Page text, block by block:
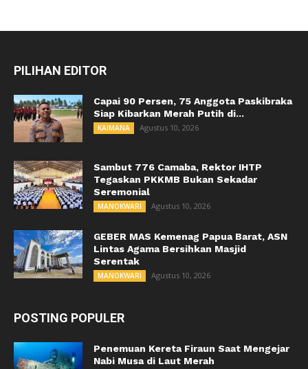
PILIHAN EDITOR
Capai 90 Persen, 75 Anggota Paskibraka
Siap Kibarkan Merah Putih di...
KAIMANA Agustus 10, 2026
Sambut 776 Camaba, Rektor IHTP
Tegaskan PKKMB Bukan Sekadar
Seremonial
MANOKWARI Agustus 10, 2026
GEBER MAS Kemenag Papua Barat, ASN
Lintas Agama Bersihkan Masjid
Serentak
MANOKWARI Agustus 10, 2026
POSTING POPULER
Penemuan Kereta Firaun Saat Mengejar
Nabi Musa di Laut Merah